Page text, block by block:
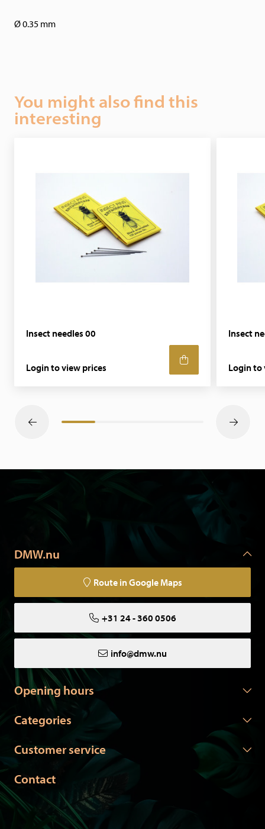
Ø 0.35 mm
You might also find this
interesting
Insect needles 00
Login to view prices
Insect
Login to
DMW.nu
Route in Google Maps
+31 24 - 360 0506
info@dmw.nu
Opening hours
Categories
Customer service
Contact